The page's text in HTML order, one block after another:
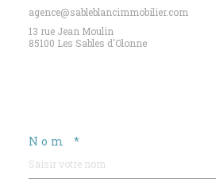
agence@sableblancimmobilier.com
13 rue Jean Moulin
85100 Les Sables d'Olonne
Nom *